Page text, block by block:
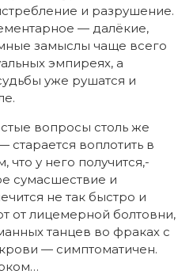
и разрушение.
— далёкие,
замыслы чаще всего
эмпиреях, а
уже рушатся и
вопросы столь же
старается воплотить в
что у него получится,-
сумасшествие и
не так быстро и
от лицемерной болтовни,
танцев во фраках с
— симптоматичен.